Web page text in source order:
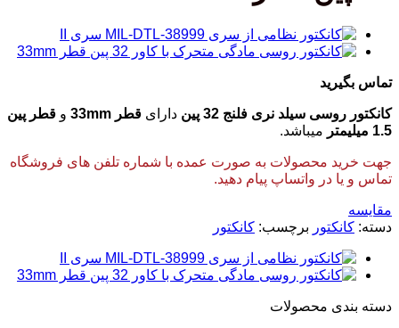
تماس بگیرید
کانکتور روسی سیلد نری فلنج 32 پین دارای قطر 33mm و قطر پین
1.5 میلیمتر
میباشد.
جهت خرید محصولات به صورت عمده با شماره تلفن های فروشگاه
تماس و یا در واتساپ پیام دهید.
مقایسه
دسته: کانکتور برچسب: کانکتور
دسته‌ بندی محصولات